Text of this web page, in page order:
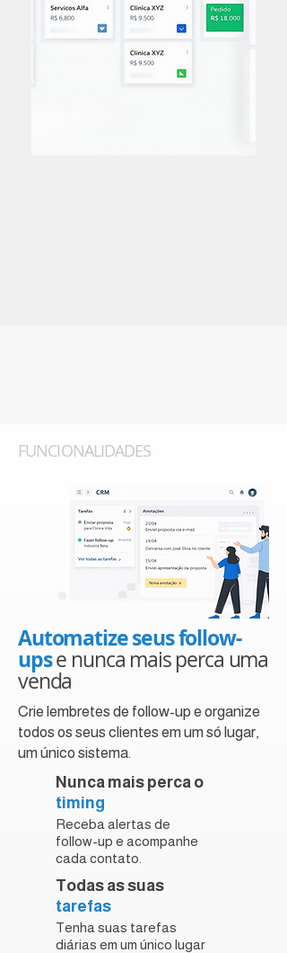
FUNCIONALIDADES
Automatize seus follow-
upse nunca mais perca uma
venda
Crie lembretes de follow-up e organize
todos os seus clientes em um só lugar,
um único sistema.
Nunca mais perca o
timing
Receba alertas de
follow-up e acompanhe
cada contato.
Todas as suas
tarefas
Tenha suas tarefas
diárias em um único lugar